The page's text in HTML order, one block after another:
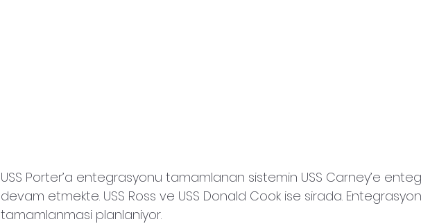
USS Porter’a entegrasyonu tamamlanan sistemin USS Carney’e
devam etmekte. USS Ross ve USS Donald Cook ise sirada.
tamamlanmasi planlaniyor.